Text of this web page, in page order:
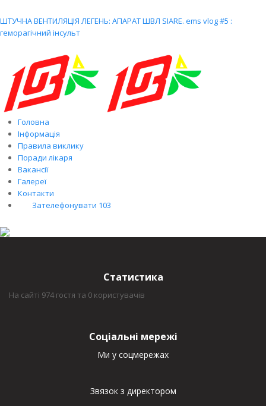
ШТУЧНА ВЕНТИЛЯЦІЯ ЛЕГЕНЬ: АПАРАТ ШВЛ SIARE. ems vlog #5 :
геморагічний інсульт
Головна
Інформація
Правила виклику
Поради лікаря
Вакансії
Галереї
Контакти
Зателефонувати 103
Статистика
На сайті 974 гостя та 0 користувачів
Соціальні мережі
Ми у соцмережах
Звязок з директором